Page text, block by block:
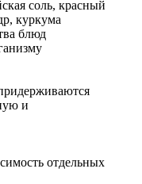
соль, красный
куркума
блюд
и
отдельных